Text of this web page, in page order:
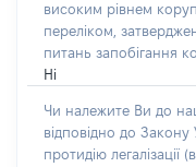
високим рівнем
переліком,
питань запобігання
Ні
Чи належите Ви до
відповідно до Закону
протидію